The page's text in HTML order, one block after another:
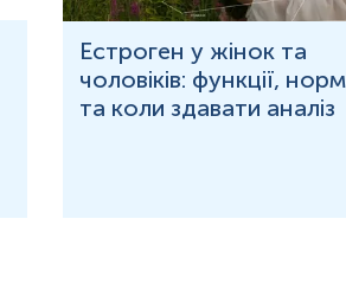
Естроген у жінок та
чоловіків: функції,
та коли здавати аналіз